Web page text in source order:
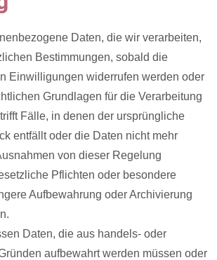
Daten, die wir verarbeiten,
Bestimmungen, sobald die
Einwilligungen widerrufen werden oder
Grundlagen für die Verarbeitung
Fälle, in denen der ursprüngliche
entfällt oder die Daten nicht mehr
von dieser Regelung
Pflichten oder besondere
Aufbewahrung oder Archivierung
Daten, die aus handels- oder
aufbewahrt werden müssen oder